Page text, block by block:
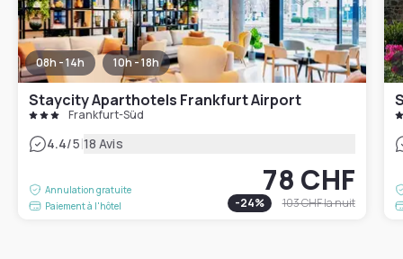
08h - 14h 10h - 18h
Staycity Aparthotels Frankfurt Airport
Frankfurt-Süd
4.4/5|18 Avis
Annulation gratuite
Paiement à l'hôtel
78 CHF
-24% 103 CHFla nuit